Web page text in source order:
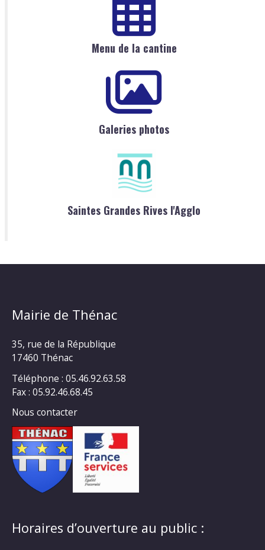
Menu de la cantine
Galeries photos
Saintes Grandes Rives l'Agglo
Mairie de Thénac
35, rue de la République
17460 Thénac
Téléphone : 05.46.92.63.58
Fax : 05.92.46.68.45
Nous contacter
Horaires d’ouverture au public :